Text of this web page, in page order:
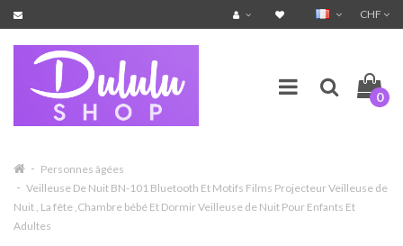
CHF
0
Personnes âgées
Veilleuse De Nuit BN-101 Bluetooth Et Motifs Films Projecteur Veilleuse de
Nuit , La fête ,Chambre bébé Et Dormir Veilleuse de Nuit Pour Enfants Et
Adultes